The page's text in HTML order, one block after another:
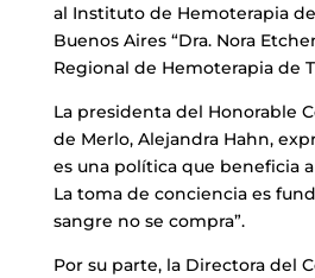
al Instituto de Hemoterapia
Buenos Aires “Dra. Nora
Regional de Hemoterapia de
La presidenta del Honorable
de Merlo, Alejandra Hahn,
es una política que beneficia
La toma de conciencia es
sangre no se compra”.
Por su parte, la Directora del